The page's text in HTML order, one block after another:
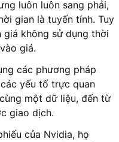
luôn luôn sang phải,
gian là tuyến tính. Tuy
giá không sử dụng thời
giá.
các phương pháp
yếu tố trực quan
một dữ liệu, đến từ
giao dịch.
của Nvidia, họ